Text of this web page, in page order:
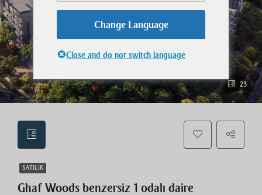
23
SATILIK
Ghaf Woods benzersiz 1 odalı daire
Change Language
Close and do not switch language